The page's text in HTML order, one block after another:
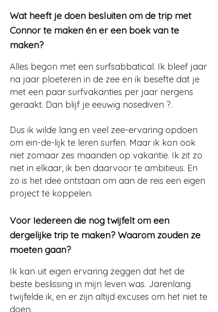
Wat heeft je doen besluiten om de trip met
Connor te maken én er een boek van te
maken?
Alles begon met een surfsabbatical. Ik bleef jaar
na jaar ploeteren in de zee en ik besefte dat je
met een paar surfvakanties per jaar nergens
geraakt. Dan blijf je eeuwig nosediven ?.
Dus ik wilde lang en veel zee-ervaring opdoen
om ein-de-lijk te leren surfen. Maar ik kon ook
niet zomaar zes maanden op vakantie. Ik zit zo
niet in elkaar, ik ben daarvoor te ambitieus. En
zo is het idee ontstaan om aan de reis een eigen
project te koppelen.
Voor Iedereen die nog twijfelt om een
dergelijke trip te maken? Waarom zouden ze
moeten gaan?
Ik kan uit eigen ervaring zeggen dat het de
beste beslissing in mijn leven was. Jarenlang
twijfelde ik, en er zijn altijd excuses om het niet te
doen.